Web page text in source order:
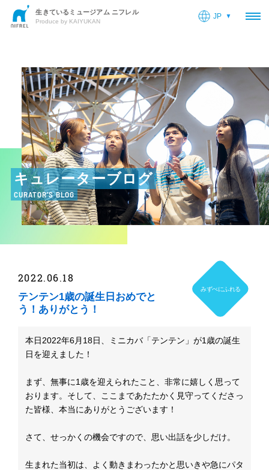
生きているミュージアム ニフレル
Produce by KAIYUKAN
JP
キュレーターブログ
CURATOR’S BLOG
みずべにふれる
2022.06.18
テンテン1歳の誕生日おめでと
う！ありがとう！
本日2022年6月18日、ミニカバ「テンテン」が1歳の誕生
日を迎えました！
まず、無事に1歳を迎えられたこと、非常に嬉しく思って
おります。そして、ここまであたたかく見守ってくださっ
た皆様、本当にありがとうございます！
さて、せっかくの機会ですので、思い出話を少しだけ。
生まれた当初は、よく動きまわったかと思いきや急にパタ